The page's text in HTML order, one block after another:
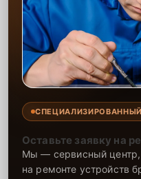
СПЕЦИАЛИЗИРОВАННЫЙ
Оставьте заявку на
Мы — сервисный центр,
на ремонте устройств